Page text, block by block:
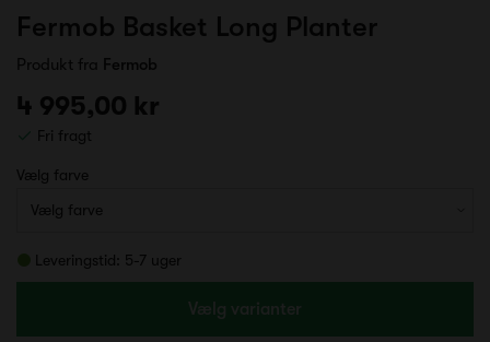
Fermob Basket Long Planter
Produkt fra Fermob
4 995,00 kr
Fri fragt
Vælg farve
Leveringstid: 5-7 uger
Vælg varianter